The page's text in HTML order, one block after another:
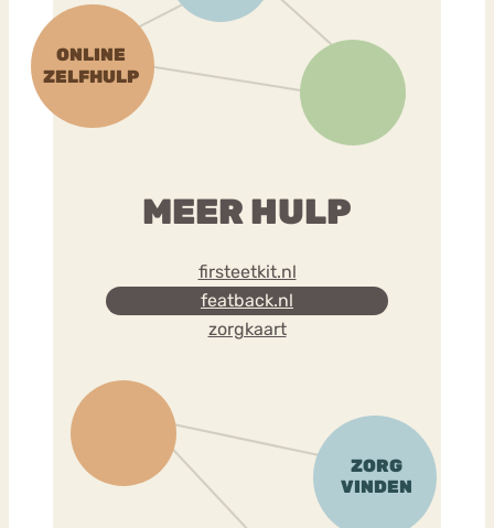
MEER HULP
firsteetkit.nl
featback.nl
zorgkaart